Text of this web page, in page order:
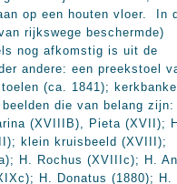
op een houten vloer. In
rijkswege beschermde)
nog afkomstig is uit de
andere: een preekstoel
(ca. 1841);
die van belang zijn:
(XVIIIB), Pieta (XVII);
klein kruisbeeld (XVIII);
H. Rochus (XVIIIc); H.
H. Donatus (1880); H.